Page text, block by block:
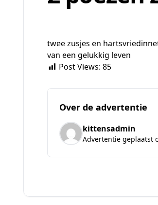
twee zusjes en
van een gelukkig leven
Post Views: 85
Over de advertentie
kittensadmin
Advertentie geplaatst